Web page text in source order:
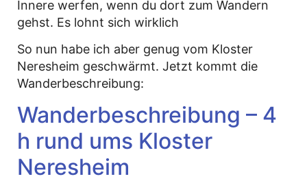
Innere werfen, wenn du dort zum Wandern
gehst. Es lohnt sich wirklich
So nun habe ich aber genug vom Kloster
Neresheim geschwärmt. Jetzt kommt die
Wanderbeschreibung:
Wanderbeschreibung – 4
h rund ums Kloster
Neresheim